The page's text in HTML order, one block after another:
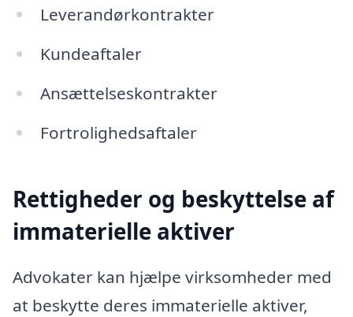
Leverandørkontrakter
Kundeaftaler
Ansættelseskontrakter
Fortrolighedsaftaler
Rettigheder og beskyttelse af
immaterielle aktiver
Advokater kan hjælpe virksomheder med
at beskytte deres immaterielle aktiver,